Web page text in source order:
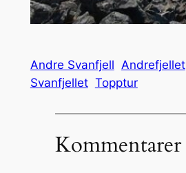
Andre Svanfjell Andrefjellet
Svanfjellet Topptur
Kommentarer